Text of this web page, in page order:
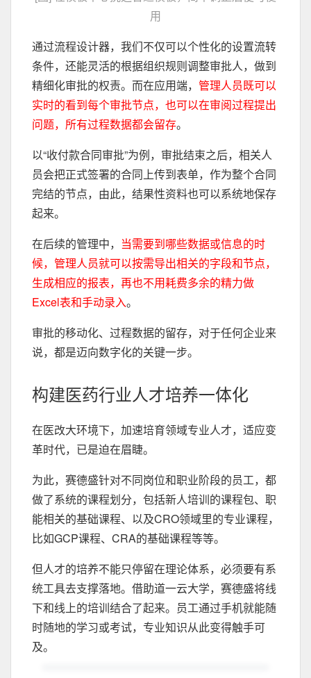
用
通过流程设计器，我们不仅可以个性化的设置流转
条件，还能灵活的根据组织规则调整审批人，做到
精细化审批的权责。而在应用端， 管理人员既可以
实时的看到每个审批节点，也可以在审阅过程提出
问题，所有过程数据都会留存。
以“收付款合同审批”为例，审批结束之后，相关人
员会把正式签署的合同上传到表单，作为整个合同
完结的节点，由此，结果性资料也可以系统地保存
起来。
在后续的管理中， 当需要到哪些数据或信息的时
候，管理人员就可以按需导出相关的字段和节点，
生成相应的报表，再也不用耗费多余的精力做
Excel表和手动录入。
审批的移动化、过程数据的留存，对于任何企业来
说，都是迈向数字化的关键一步。
构建医药行业人才培养一体化
在医改大环境下，加速培育领域专业人才，适应变
革时代，已是迫在眉睫。
为此，赛德盛针对不同岗位和职业阶段的员工，都
做了系统的课程划分，包括新人培训的课程包、职
能相关的基础课程、以及CRO领域里的专业课程，
比如GCP课程、CRA的基础课程等等。
但人才的培养不能只停留在理论体系，必须要有系
统工具去支撑落地。借助道一云大学，赛德盛将线
下和线上的培训结合了起来。员工通过手机就能随
时随地的学习或考试，专业知识从此变得触手可
及。